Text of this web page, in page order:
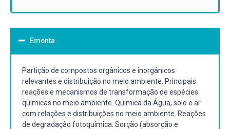
Ementa
Partição de compostos orgânicos e inorgânicos
relevantes e distribuição no meio ambiente. Principais
reações e mecanismos de transformação de espécies
químicas no meio ambiente. Química da Água, solo e ar
com relações e distribuições no meio ambiente. Reações
de degradação fotoquímica. Sorção (absorção e